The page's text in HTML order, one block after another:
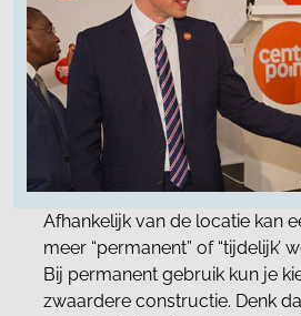
Afhankelijk van de locatie kan
meer “permanent” of “tijdelijk’
Bij permanent gebruik kun je
zwaardere constructie. Denk